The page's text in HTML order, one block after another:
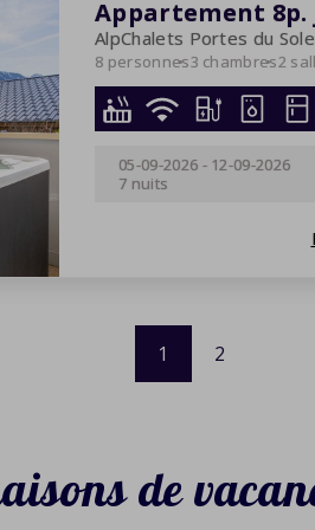
Appartement 8p.
AlpChalets Portes du
8 personnes3 chambres2
05-09-2026 - 12-09-2026
7 nuits
1 2
de